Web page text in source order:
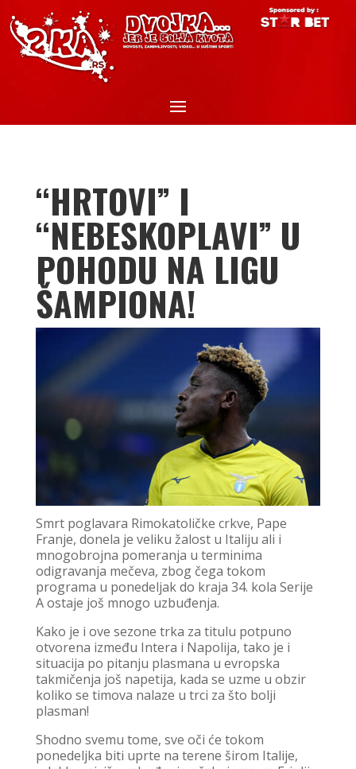
“HRTOVI” I
“NEBESKOPLAVI” U
POHODU NA LIGU
ŠAMPIONA!
Smrt poglavara Rimokatoličke crkve, Pape
Franje, donela je veliku žalost u Italiju ali i
mnogobrojna pomeranja u terminima
odigravanja mečeva, zbog čega tokom
programa u ponedeljak do kraja 34. kola Serije
A ostaje još mnogo uzbuđenja.
Kako je i ove sezone trka za titulu potpuno
otvorena između Intera i Napolija, tako je i
situacija po pitanju plasmana u evropska
takmičenja još napetija, kada se uzme u obzir
koliko se timova nalaze u trci za što bolji
plasman!
Shodno svemu tome, sve oči će tokom
ponedeljka biti uprte na terene širom Italije,